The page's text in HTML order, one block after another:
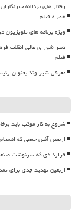
رفتار های بزدلانه
همراه فیلم
ویژه برنامه های تلویزیون
دبیر شورای عالی انقلاب
فیلم
معرفی شیراوند بعنوان
شروع به کار موکب باید
اربعین آئین جمعی که
قراردادی که سرنوشت
اربعین تهدید جدی برای